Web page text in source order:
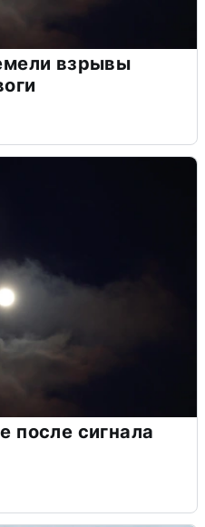
взрывы
после сигнала